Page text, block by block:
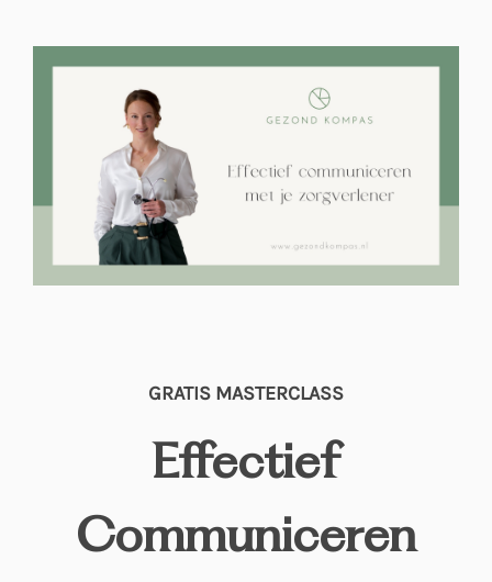
GRATIS MASTERCLASS
Effectief
Communiceren